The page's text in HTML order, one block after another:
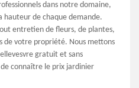
dans notre domaine,
hauteur de chaque demande.
entretien de fleurs, de plantes,
de votre propriété. Nous mettons
gratuit et sans
connaître le prix jardinier